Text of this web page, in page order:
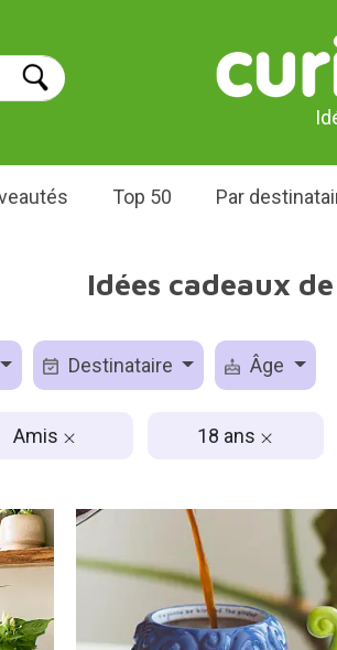
Top 50 Par
Idées cadeaux
Destinataire Âge
Amis 18 ans